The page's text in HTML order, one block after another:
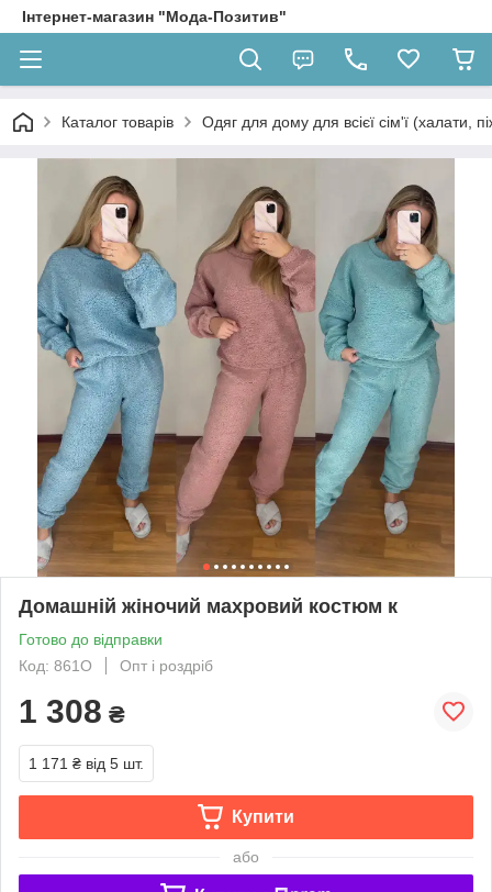
Інтернет-магазин "Мода-Позитив"
Каталог товарів Одяг для дому для всієї сім'ї (халати,
Домашній жіночий махровий костюм к
Готово до відправки
Код: 861О
Опт і роздріб
1 308 ₴
1 171 ₴ від 5 шт.
Купити
або